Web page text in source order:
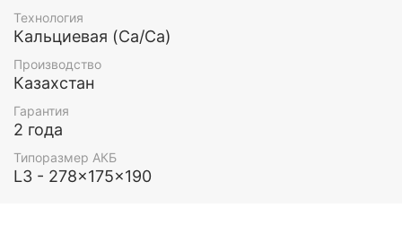
Технология
Кальциевая (Ca/Ca)
Производство
Казахстан
Гарантия
2 года
Типоразмер АКБ
L3 - 278x175x190